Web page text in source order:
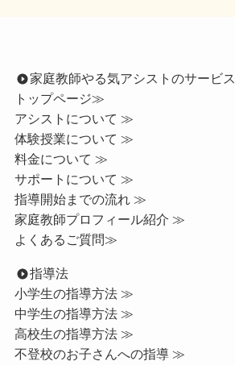
家庭教師やる気アシストのサービス
トップページ≫
アシストについて ≫
体験授業について ≫
料金について ≫
サポートについて ≫
指導開始までの流れ ≫
家庭教師プロフィール紹介 ≫
よくあるご質問≫
指導法
小学生の指導方法 ≫
中学生の指導方法 ≫
高校生の指導方法 ≫
不登校のお子さんへの指導 ≫